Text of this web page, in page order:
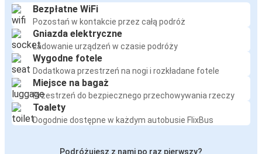
Bezpłatne WiFi
Pozostań w kontakcie przez całą podróż
Gniazda elektryczne
Ładowanie urządzeń w czasie podróży
Wygodne fotele
Dodatkowa przestrzeń na nogi i rozkładane fotele
Miejsce na bagaż
Przestrzeń do bezpiecznego przechowywania rzeczy
Toalety
Dogodnie dostępne w każdym autobusie FlixBus
Podróżujesz z nami po raz pierwszy?